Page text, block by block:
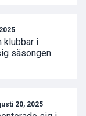
klubbar i
säsongen
20, 2025